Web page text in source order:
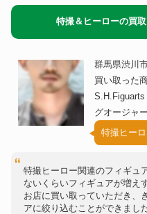
特撮＆ヒーローの買
群馬県渋川
買い取った
グオージャ
特撮ヒー
特撮ヒーロー関連のフィギュ
ないくらいフィギュアが増え
お店に買い取っていただき、
アに絞り込むことができまし